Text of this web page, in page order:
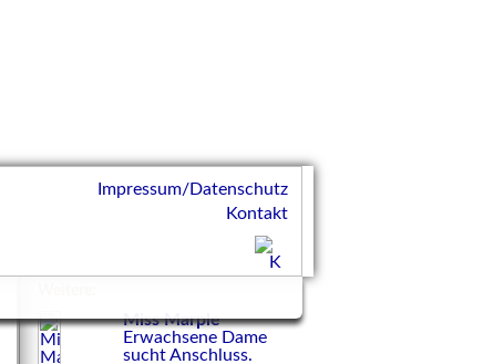
Miss Marple
Erwachsene Dame
sucht Anschluss.
Impressum/Datenschutz
Kontakt